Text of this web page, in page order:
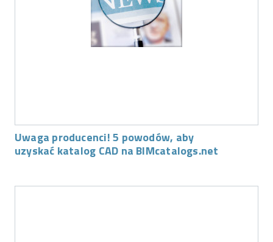
Uwaga producenci! 5 powodów, aby
uzyskać katalog CAD na BIMcatalogs.net